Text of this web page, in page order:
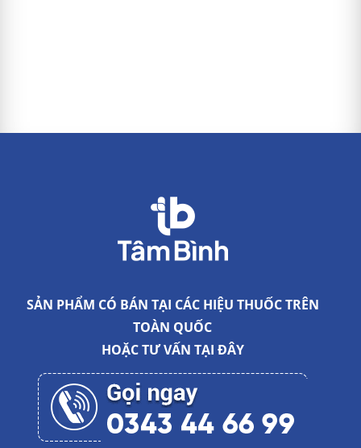
SẢN PHẨM CÓ BÁN TẠI CÁC HIỆU THUỐC TRÊN
TOÀN QUỐC
HOẶC TƯ VẤN TẠI ĐÂY